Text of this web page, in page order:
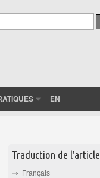
EN
Traduction de l'article
Français